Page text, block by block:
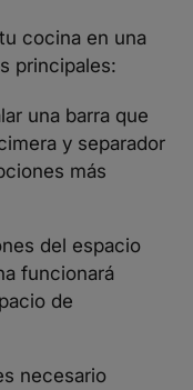
cocina en una
principales:
una barra que
y separador
más
del espacio
funcionará
de
necesario